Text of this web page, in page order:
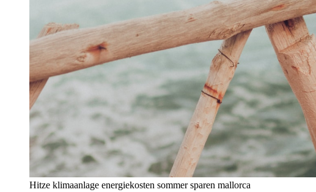
Hitze klimaanlage energiekosten sommer sparen mallorca